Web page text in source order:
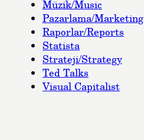
Müzik/Music
Pazarlama/Marketing
Raporlar/Reports
Statista
Strateji/Strategy
Ted Talks
Visual Capitalist